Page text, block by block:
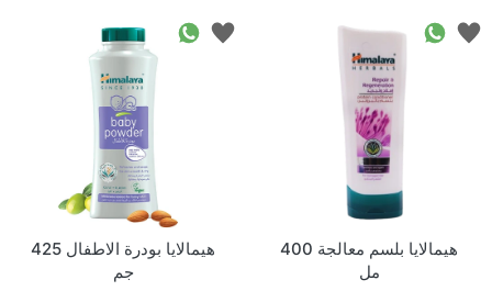
هيمالايا بلسم معالجة 400
مل
هيمالايا بودرة الاطفال 425
جم